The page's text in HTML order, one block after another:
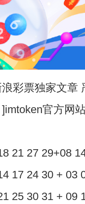
票独家文章
官方网
21 27 29+08
17 24 30 + 03
25 30 31 + 09